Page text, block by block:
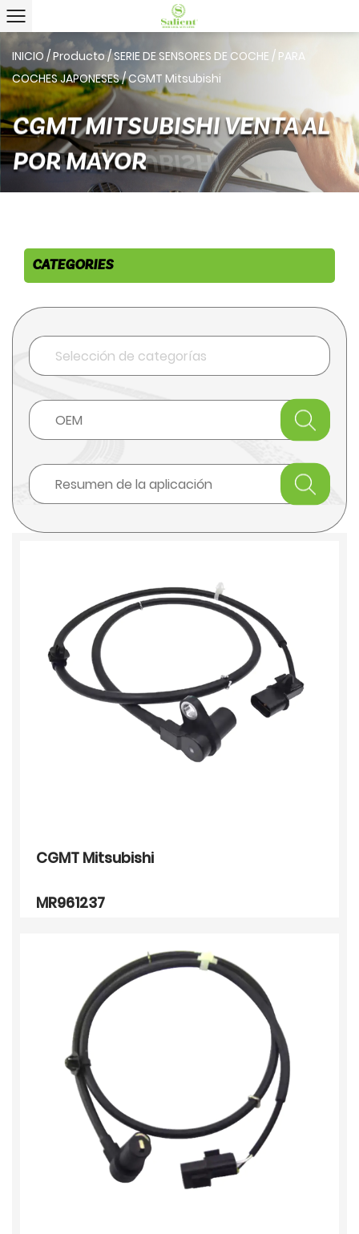
INICIO /Producto/SERIE DE SENSORES DE COCHE / PARA
COCHES JAPONESES/CGMT Mitsubishi
CGMT MITSUBISHI VENTA AL
POR MAYOR
CATEGORIES
CGMT Mitsubishi
MR961237